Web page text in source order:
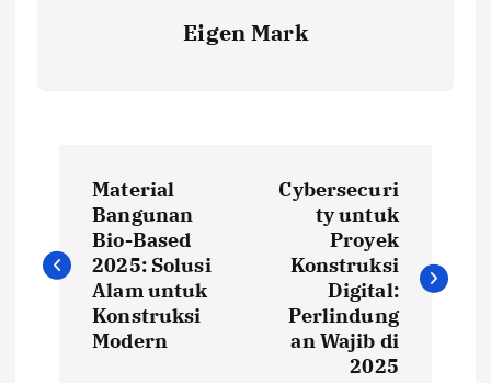
Eigen Mark
s
Material
Bangunan
Bio-Based
2025: Solusi
Alam untuk
Konstruksi
Modern
Cybersecuri
ty untuk
Proyek
Konstruksi
Digital:
Perlindung
an Wajib di
2025